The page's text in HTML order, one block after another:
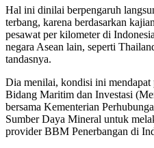
Hal ini dinilai berpengaruh
terbang, karena berdasarkan
pesawat per kilometer di
negara Asean lain, seperti
tandasnya.
Dia menilai, kondisi ini
Bidang Maritim dan Investasi
bersama Kementerian
Sumber Daya Mineral untuk
provider BBM Penerbangan di